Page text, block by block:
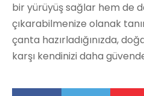
bir yürüyüş sağlar hem de
çıkarabilmenize olanak
çanta hazırladığınızda,
karşı kendinizi daha